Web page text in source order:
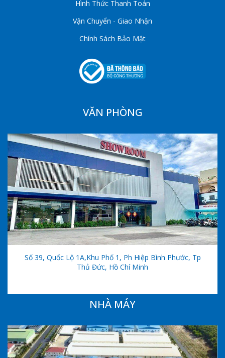
Hình Thức Thanh Toán
Vận Chuyển - Giao Nhận
Chính Sách Bảo Mật
VĂN PHÒNG
Số 39, Quốc Lộ 1A,khu Phố 1, Ph Hiệp Bình Phước, Tp
Thủ Đức, Hồ Chí Minh
NHÀ MÁY